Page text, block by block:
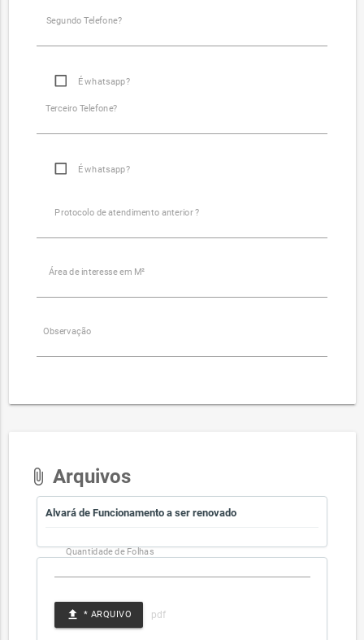
Segundo Telefone?
É whatsapp?
Terceiro Telefone?
É whatsapp?
Protocolo de atendimento anterior ?
Área de interesse em M²
Observação
attach_file Arquivos
Alvará de Funcionamento a ser renovado
Quantidade de Folhas
* ARQUIVO
file_upload